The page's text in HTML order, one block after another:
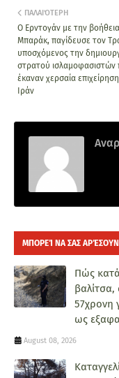
ΠΑΛΑΙΌΤΕΡΗ
Ο Ερντογάν με την
Μπαράκ, παγίδευσε τον
υποσχόμενος την
στρατού ισλαμοφασιστών
έκαναν χερσαία
Ιράν
ΜΠΟΡΕΊ ΝΑ ΣΑΣ ΑΡΈΣΟΥΝ
Πώς
57χρονη
ως
August 08, 2026